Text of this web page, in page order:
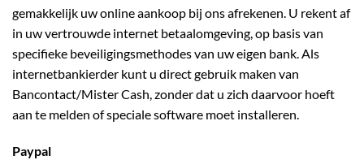
gemakkelijk uw online aankoop bij ons afrekenen. U rekent af
in uw vertrouwde internet betaalomgeving, op basis van
specifieke beveiligingsmethodes van uw eigen bank. Als
internetbankierder kunt u direct gebruik maken van
Bancontact/Mister Cash, zonder dat u zich daarvoor hoeft
aan te melden of speciale software moet installeren.
Paypal